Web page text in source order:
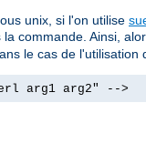
unix, si l'on utilise
commande. Ainsi,
le cas de l'utilisation
arg1 arg2" -->